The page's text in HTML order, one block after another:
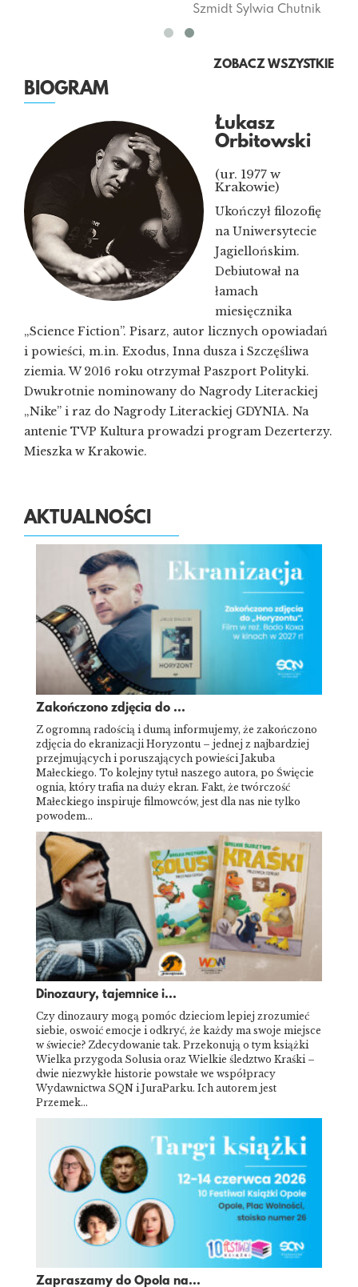
ZOBACZ WSZYSTKIE
BIOGRAM
Łukasz
Orbitowski
(ur. 1977 w
Krakowie)
Ukończył filozofię
na Uniwersytecie
Jagiellońskim.
Debiutował na
łamach
miesięcznika
„Science Fiction”. Pisarz, autor licznych opowiadań
i powieści, m.in. Exodus, Inna dusza i Szczęśliwa
ziemia. W 2016 roku otrzymał Paszport Polityki.
Dwukrotnie nominowany do Nagrody Literackiej
„Nike” i raz do Nagrody Literackiej GDYNIA. Na
antenie TVP Kultura prowadzi program Dezerterzy.
Mieszka w Krakowie.
AKTUALNOŚCI
Zakończono zdjęcia do ...
Z ogromną radością i dumą informujemy, że zakończono
zdjęcia do ekranizacji Horyzontu – jednej z najbardziej
przejmujących i poruszających powieści Jakuba
Małeckiego. To kolejny tytuł naszego autora, po Święcie
ognia, który trafia na duży ekran. Fakt, że twórczość
Małeckiego inspiruje filmowców, jest dla nas nie tylko
powodem…
Dinozaury, tajemnice i...
Czy dinozaury mogą pomóc dzieciom lepiej zrozumieć
siebie, oswoić emocje i odkryć, że każdy ma swoje miejsce
w świecie? Zdecydowanie tak. Przekonują o tym książki
Wielka przygoda Solusia oraz Wielkie śledztwo Kraśki –
dwie niezwykłe historie powstałe we współpracy
Wydawnictwa SQN i JuraParku. Ich autorem jest
Przemek…
Zapraszamy do Opola na...